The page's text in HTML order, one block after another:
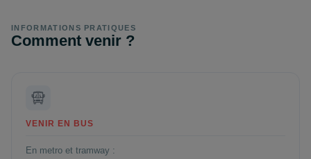
INFORMATIONS PRATIQUES
Comment venir ?
VENIR EN BUS
En metro et tramway :